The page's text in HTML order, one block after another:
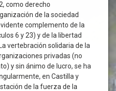
como derecho
de la sociedad
complemento de la
6 y 23) y de la libertad
vertebración solidaria de la
privadas (no
y sin ánimo de lucro, se ha
en Castilla y
de la fuerza de la